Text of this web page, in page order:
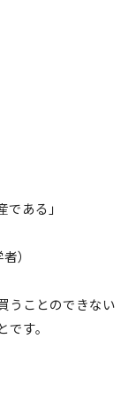
ある」
）
うことのできない
す。